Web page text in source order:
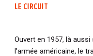
LE CIRCUIT
Ouvert en 1957, là
l'armée américaine, le